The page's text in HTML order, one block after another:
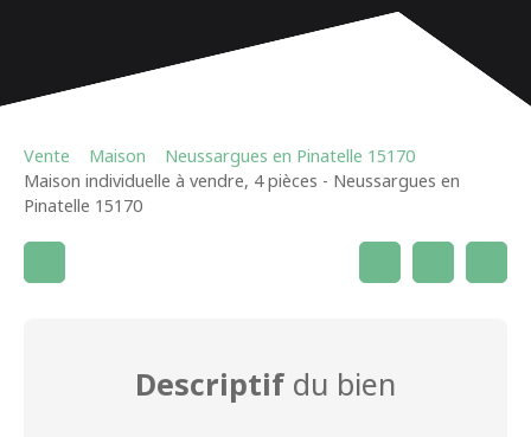
Vente Maison
Neussargues en Pinatelle 15170
Maison individuelle à vendre, 4 pièces - Neussargues en
Pinatelle 15170
Descriptif du bien